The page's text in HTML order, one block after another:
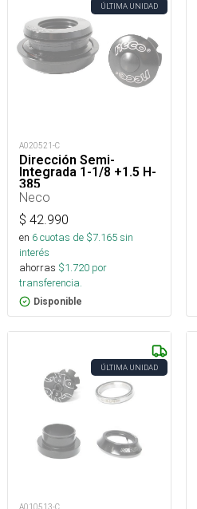
ÚLTIMA UNIDAD
A020521-C
Dirección Semi-
Integrada 1-1/8 +1.5 H-
385
Neco
$ 42.990
en 6cuotas de $7.165sin
interés
ahorras $1.720 por
transferencia.
Disponible
ÚLTIMA UNIDAD
A010513-C